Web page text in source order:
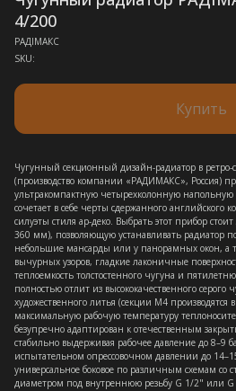
4/200
РАДIМАКС
SKU:
Купить
Чугунный секционный дизайн-радиатор в
(производство компании «РАДИМАКС», Россия)
ультракомпактную четырехколонную
сочетает в себе черты сдержанного английского
силуэты стиля ар-деко. Выбрать этот прибор
360 мм), позволяющую устанавливать радиатор
небольшие мансарды или у панорамных окон, а
вычурных узоров, гладкие лаконичные
теплоемкость толстостенного чугуна и
полностью отлит из высококачественного серого
художественного литья (секции M4 производятся
максимальную рабочую температуру
безупречно адаптирован к отечественным
стабильно выдерживая рабочее давление до 8–9
испытательном опрессовочном давлении до
универсальное боковое по различным схемам со
диаметром под внутреннюю резьбу G 1/2" или G